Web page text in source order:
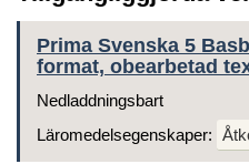
Prima Svenska 5
format, obearbetad
Nedladdningsbart
Läromedelsegenskaper: